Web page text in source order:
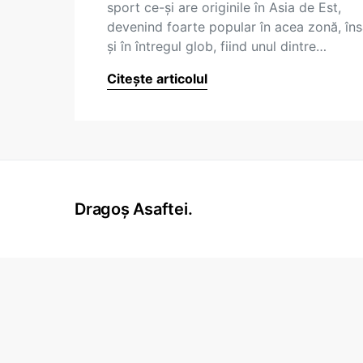
sport ce-şi are originile în Asia de Est,
devenind foarte popular în acea zonă,
şi în întregul glob, fiind unul dintre…
Citește articolul
Dragoș Asaftei.